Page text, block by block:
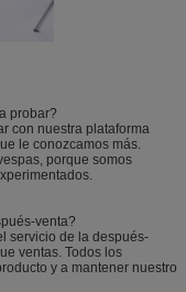
probar?
con nuestra plataforma
le conozcamos más.
porque somos
venta?
servicio de la después-
ventas. Todos los
y a mantener nuestro